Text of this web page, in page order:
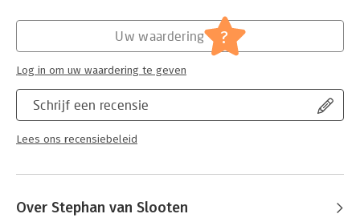
marketing-, communicatie- en mediaopleidingen in het hoger
onderwijs, maar ook voor aanverwante opleidingen waar de
Customer Journey en Customer Experience aan de orde komen.
Schrijf een recensie
Lees ons recensiebeleid
Uw waardering ?
Log in om uw waardering te geven
Over Stephan van Slooten